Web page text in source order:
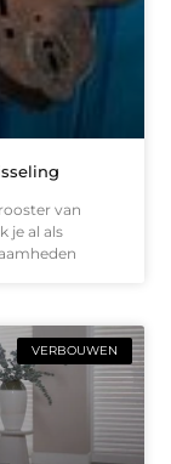
van
je al als
VERBOUWEN